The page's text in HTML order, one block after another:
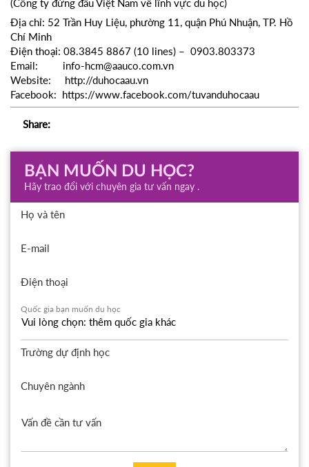
(Công ty đứng đầu Việt Nam về lĩnh vực du học)
Địa chỉ: 52 Trần Huy Liệu, phường 11, quận Phú Nhuận, TP. Hồ
Chí Minh
Điện thoại: 08.3845 8867 (10 lines) – 0903.803373
Email: info-hcm@aauco.com.vn
Website: http://duhocaau.vn
Facebook: https://www.facebook.com/tuvanduhocaau
Share:
BẠN MUỐN DU HỌC?
Hãy trao đổi với chuyên gia tư vấn ngay .
Họ và tên
E-mail
Điện thoại
Quốc gia bạn muốn du học
Trường dự định học
Chuyên ngành